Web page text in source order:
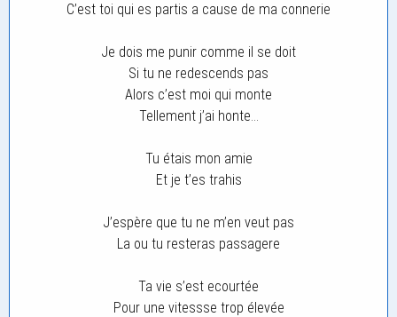
C’est toi qui es partis a cause de ma connerie
Je dois me punir comme il se doit
Si tu ne redescends pas
Alors c’est moi qui monte
Tellement j’ai honte…
Tu étais mon amie
Et je t’es trahis
J’espère que tu ne m’en veut pas
La ou tu resteras passagere
Ta vie s’est ecourtée
Pour une vitessse trop élevée